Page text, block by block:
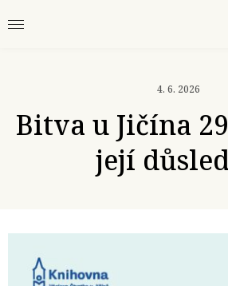
4. 6. 2026
Bitva u Jičína
její